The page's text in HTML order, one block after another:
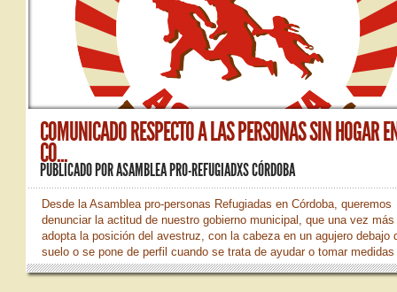
COMUNICADO RESPECTO A LAS PERSONAS SIN HOGAR
CÓ...
PUBLICADO PORASAMBLEA PRO-REFUGIADXS CÓRDOBA
Desde la Asamblea pro-personas Refugiadas en Córdoba, queremos
denunciar la actitud de nuestro gobierno municipal, que una vez más
adopta la posición del avestruz, con la cabeza en un agujero debajo
suelo o se pone de perfil cuando se trata de ayudar o tomar medidas
paliar la grave situación de los colectivos y las personas más